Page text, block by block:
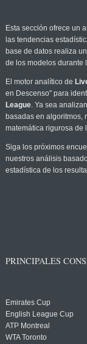
Esta sección ofrece un
las tendencias
base de datos realiza
de los modelos durante
El motor analítico de
en Descenso" para
League. Ya sea
basadas en algoritmos,
matemática rigurosa de
Siga los próximos
nuestros análisis
estadística de los
PRINCIPALES
Emirates Cup
English League Cup
ATP Montreal
WTA Toronto